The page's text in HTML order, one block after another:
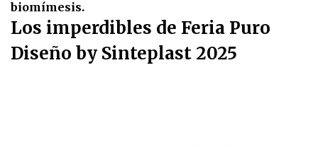
biomímesis.
Los imperdibles de Feria Puro
Diseño by Sinteplast 2025